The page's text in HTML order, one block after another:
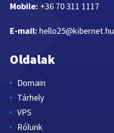
Mobile: +36 70 311 1117
E-mail: hello25@kibernet.hu
Oldalak
Domain
Tárhely
VPS
Rólunk